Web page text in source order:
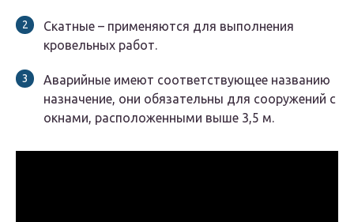
Скатные – применяются для выполнения
кровельных работ.
Аварийные имеют соответствующее названию
назначение, они обязательны для сооружений с
окнами, расположенными выше 3,5 м.